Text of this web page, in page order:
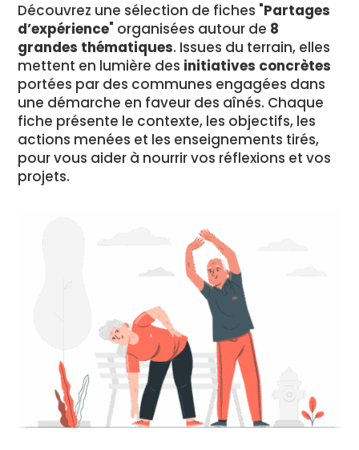
Découvrez une sélection de fiches "Partages
d’expérience" organisées autour de 8
grandes thématiques. Issues du terrain, elles
mettent en lumière des initiatives concrètes
portées par des communes engagées dans
une démarche en faveur des aînés. Chaque
fiche présente le contexte, les objectifs, les
actions menées et les enseignements tirés,
pour vous aider à nourrir vos réflexions et vos
projets.